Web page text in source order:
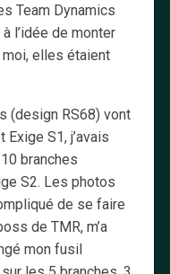
Team Dynamics
l’idée de monter
elles étaient
(design RS68) vont
S1, j’avais
branches
S2. Les photos
de se faire
de TMR, m’a
mon fusil